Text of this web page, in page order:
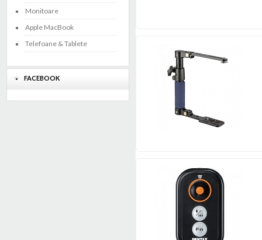
Monitoare
Apple MacBook
Telefoane & Tablete
FACEBOOK